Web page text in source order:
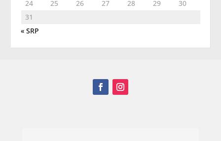
24
25 26 27 28 29
30
31
« SRP